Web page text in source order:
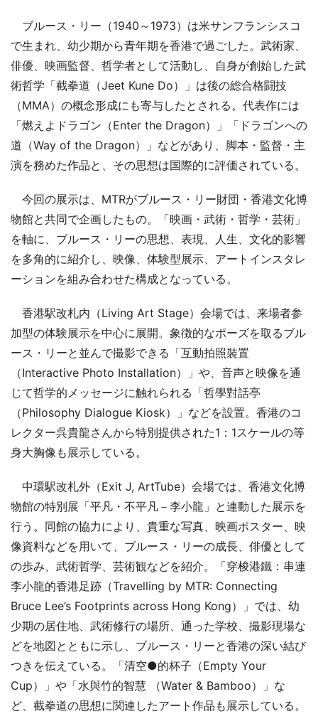
ブルース・リー（1940～1973）は米サンフランシスコ
で生まれ、幼少期から青年期を香港で過ごした。武術家、
俳優、映画監督、哲学者として活動し、自身が創始した武
術哲学「截拳道（Jeet Kune Do）」は後の総合格闘技
（MMA）の概念形成にも寄与したとされる。代表作には
「燃えよドラゴン（Enter the Dragon）」「ドラゴンへの
道（Way of the Dragon）」などがあり、脚本・監督・主
演を務めた作品と、その思想は国際的に評価されている。
今回の展示は、MTRがブルース・リー財団・香港文化博
物館と共同で企画したもの。「映画・武術・哲学・芸術」
を軸に、ブルース・リーの思想、表現、人生、文化的影響
を多角的に紹介し、映像、体験型展示、アートインスタレ
ーションを組み合わせた構成となっている。
香港駅改札内（Living Art Stage）会場では、来場者参
加型の体験展示を中心に展開。象徴的なポーズを取るブル
ース・リーと並んで撮影できる「互動拍照裝置
（Interactive Photo Installation）」や、音声と映像を通
じて哲学的メッセージに触れられる「哲學對話亭
（Philosophy Dialogue Kiosk）」などを設置。香港のコ
レクター呉貴龍さんから特別提供された1：1スケールの等
身大胸像も展示している。
中環駅改札外（Exit J, ArtTube）会場では、香港文化博
物館の特別展「平凡・不平凡－李小龍」と連動した展示を
行う。同館の協力により、貴重な写真、映画ポスター、映
像資料などを用いて、ブルース・リーの成長、俳優として
の歩み、武術哲学、芸術観などを紹介。「穿梭港鐵：串連
李小龍的香港足跡（Travelling by MTR: Connecting
Bruce Lee’s Footprints across Hong Kong）」では、幼
少期の居住地、武術修行の場所、通った学校、撮影現場な
どを地図とともに示し、ブルース・リーと香港の深い結び
つきを伝えている。「清空●的杯子（Empty Your
Cup）」や「水與竹的智慧 （Water & Bamboo）」な
ど、截拳道の思想に関連したアート作品も展示している。